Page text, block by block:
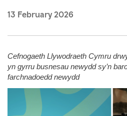
13 February 2026
Cefnogaeth Llywodraeth Cymru
yn gyrru busnesau newydd sy’n
farchnadoedd newydd